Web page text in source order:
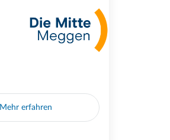
Mehr erfahren